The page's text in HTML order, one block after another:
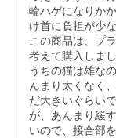
輪ハゲになりか
け首に負担が少
この商品は、プ
考えて購入しまし
うちの猫は雄な
んまり太くなく
だ大きいぐらい
が、あんまり緩
いので、接合部